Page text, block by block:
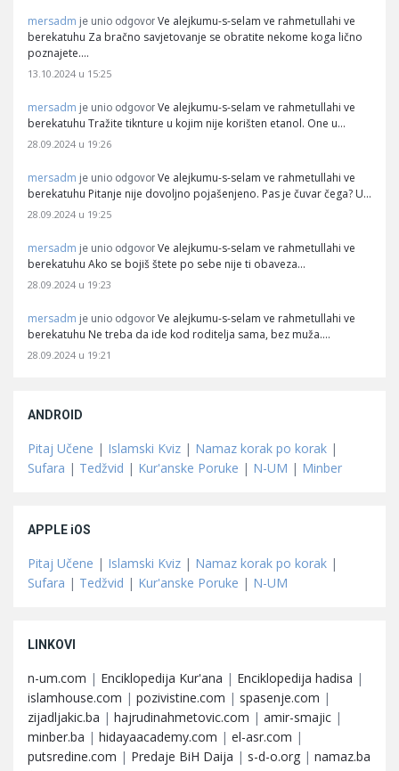
mersadm je unio odgovor Ve alejkumu-s-selam ve rahmetullahi ve
berekatuhu Za bračno savjetovanje se obratite nekome koga lično
poznajete.…
13.10.2024 u 15:25
mersadm je unio odgovor Ve alejkumu-s-selam ve rahmetullahi ve
berekatuhu Tražite tiknture u kojim nije korišten etanol. One u…
28.09.2024 u 19:26
mersadm je unio odgovor Ve alejkumu-s-selam ve rahmetullahi ve
berekatuhu Pitanje nije dovoljno pojašenjeno. Pas je čuvar čega? U…
28.09.2024 u 19:25
mersadm je unio odgovor Ve alejkumu-s-selam ve rahmetullahi ve
berekatuhu Ako se bojiš štete po sebe nije ti obaveza…
28.09.2024 u 19:23
mersadm je unio odgovor Ve alejkumu-s-selam ve rahmetullahi ve
berekatuhu Ne treba da ide kod roditelja sama, bez muža.…
28.09.2024 u 19:21
ANDROID
Pitaj Učene | Islamski Kviz | Namaz korak po korak |
Sufara | Tedžvid | Kur'anske Poruke | N-UM | Minber
APPLE iOS
Pitaj Učene | Islamski Kviz | Namaz korak po korak |
Sufara | Tedžvid | Kur'anske Poruke | N-UM
LINKOVI
n-um.com | Enciklopedija Kur'ana | Enciklopedija hadisa |
islamhouse.com | pozivistine.com | spasenje.com |
zijadljakic.ba | hajrudinahmetovic.com | amir-smajic |
minber.ba | hidayaacademy.com | el-asr.com |
putsredine.com | Predaje BiH Daija | s-d-o.org | namaz.ba